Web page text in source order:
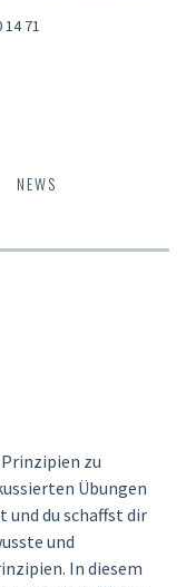
14 71
NEWS
zu
Übungen
du schaffst dir
und
In diesem